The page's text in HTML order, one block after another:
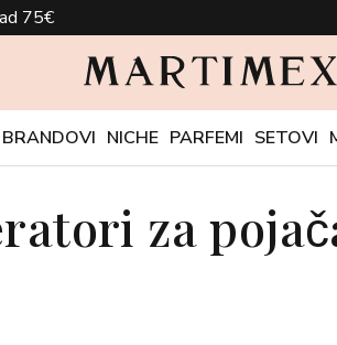
75€
BRANDOVI NICHE PARFEMI SETOVI
za